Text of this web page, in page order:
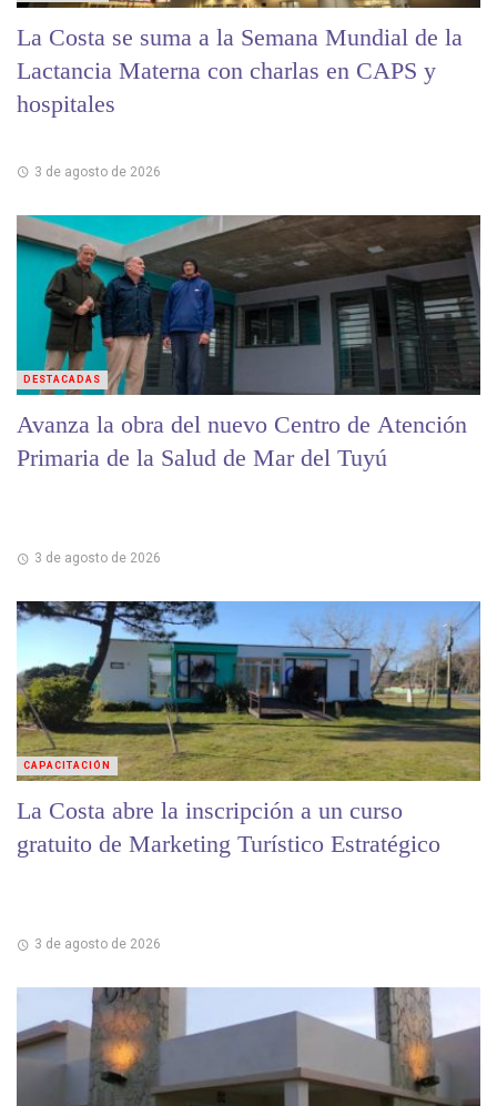
La Costa se suma a la Semana Mundial de la
Lactancia Materna con charlas en CAPS y
hospitales
3 de agosto de 2026
Avanza la obra del nuevo Centro de Atención
Primaria de la Salud de Mar del Tuyú
3 de agosto de 2026
DESTACADAS
La Costa abre la inscripción a un curso
gratuito de Marketing Turístico Estratégico
3 de agosto de 2026
CAPACITACIÓN